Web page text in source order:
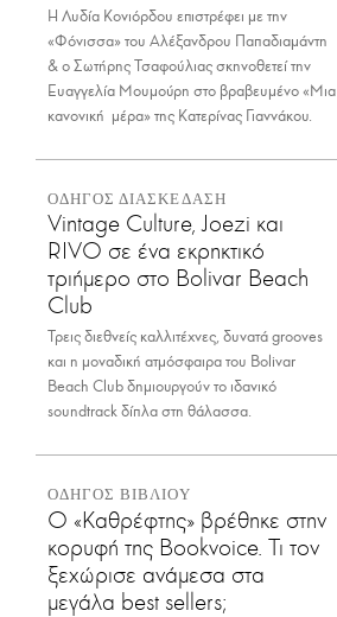
Η Λυδία Κονιόρδου επιστρέφει με την
«Φόνισσα» του Αλέξανδρου Παπαδιαμάντη
& ο Σωτήρης Τσαφούλιας σκηνοθετεί την
Ευαγγελία Μουμούρη στο βραβευμένο «Μια
κανονική μέρα» της Κατερίνας Γιαννάκου.
ΟΔΗΓΟΣ ΔΙΑΣΚΕΔΑΣΗ
Vintage Culture, Joezi και
RIVO σε ένα εκρηκτικό
τριήμερο στο Bolivar Beach
Club
Τρεις διεθνείς καλλιτέχνες, δυνατά grooves
και η μοναδική ατμόσφαιρα του Bolivar
Beach Club δημιουργούν το ιδανικό
soundtrack δίπλα στη θάλασσα.
ΟΔΗΓΟΣ ΒΙΒΛΙΟΥ
Ο «Καθρέφτης» βρέθηκε στην
κορυφή της Bookvoice. Τι τον
ξεχώρισε ανάμεσα στα
μεγάλα best sellers;